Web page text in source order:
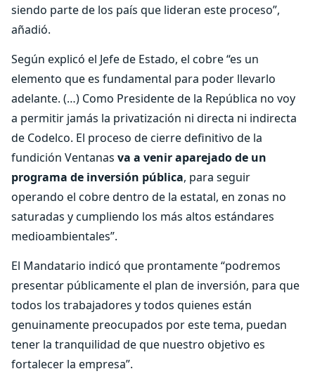
siendo parte de los país que lideran este proceso”,
añadió.
Según explicó el Jefe de Estado, el cobre “es un
elemento que es fundamental para poder llevarlo
adelante. (…) Como Presidente de la República no voy
a permitir jamás la privatización ni directa ni indirecta
de Codelco. El proceso de cierre definitivo de la
fundición Ventanas va a venir aparejado de un
programa de inversión pública, para seguir
operando el cobre dentro de la estatal, en zonas no
saturadas y cumpliendo los más altos estándares
medioambientales”.
El Mandatario indicó que prontamente “podremos
presentar públicamente el plan de inversión, para que
todos los trabajadores y todos quienes están
genuinamente preocupados por este tema, puedan
tener la tranquilidad de que nuestro objetivo es
fortalecer la empresa”.